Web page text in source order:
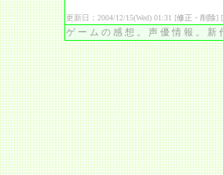
更新日：2004/12/15(Wed) 01:31 [修正・削除] [
ゲームの感想。声優情報。新